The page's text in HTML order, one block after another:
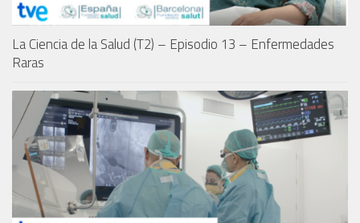
La Ciencia de la Salud (T2) – Episodio 13 – Enfermedades
Raras